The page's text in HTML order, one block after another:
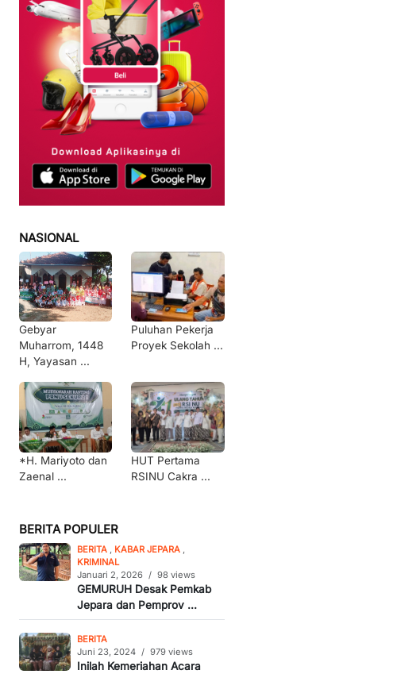
NASIONAL
Gebyar
Muharrom, 1448
H, Yayasan ...
Puluhan Pekerja
Proyek Sekolah ...
*H. Mariyoto dan
Zaenal ...
HUT Pertama
RSINU Cakra ...
BERITA POPULER
BERITA KABAR JEPARA
KRIMINAL
Januari 2, 2026 / 98 views
GEMURUH Desak Pemkab
Jepara dan Pemprov ...
BERITA
Juni 23, 2024 / 979 views
Inilah Kemeriahan Acara